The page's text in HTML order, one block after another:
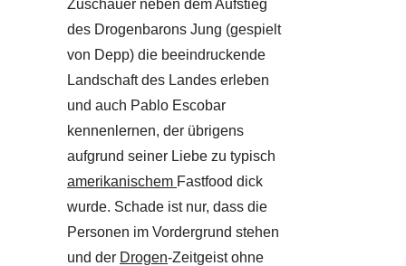
Zuschauer neben dem Aufstieg
des Drogenbarons Jung (gespielt
von Depp) die beeindruckende
Landschaft des Landes erleben
und auch Pablo Escobar
kennenlernen, der übrigens
aufgrund seiner Liebe zu typisch
amerikanischem Fastfood dick
wurde. Schade ist nur, dass die
Personen im Vordergrund stehen
und der Drogen-Zeitgeist ohne